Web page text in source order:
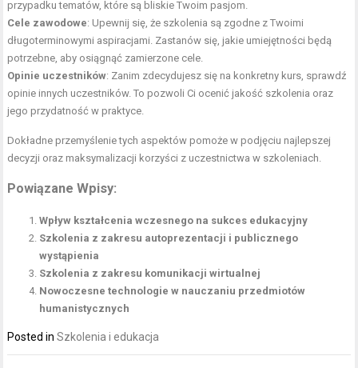
przypadku tematów, które są bliskie Twoim pasjom.
Cele zawodowe: Upewnij się, że szkolenia są zgodne z Twoimi
długoterminowymi aspiracjami. Zastanów się, jakie umiejętności będą
potrzebne, aby osiągnąć zamierzone cele.
Opinie uczestników: Zanim zdecydujesz się na konkretny kurs, sprawdź
opinie innych uczestników. To pozwoli Ci ocenić jakość szkolenia oraz
jego przydatność w praktyce.
Dokładne przemyślenie tych aspektów pomoże w podjęciu najlepszej
decyzji oraz maksymalizacji korzyści z uczestnictwa w szkoleniach.
Powiązane Wpisy:
Wpływ kształcenia wczesnego na sukces edukacyjny
Szkolenia z zakresu autoprezentacji i publicznego
wystąpienia
Szkolenia z zakresu komunikacji wirtualnej
Nowoczesne technologie w nauczaniu przedmiotów
humanistycznych
Posted inSzkolenia i edukacja